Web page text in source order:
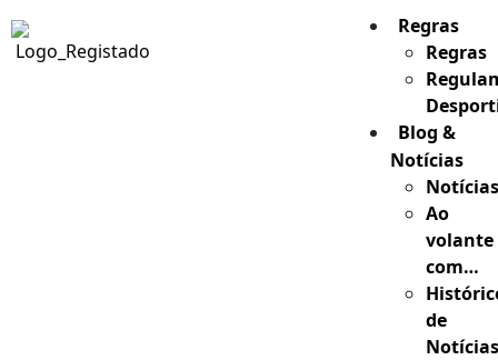
Regras
Regras
Blog &
Notícias
Notícias
Ao
volante
com…
de
Notícias